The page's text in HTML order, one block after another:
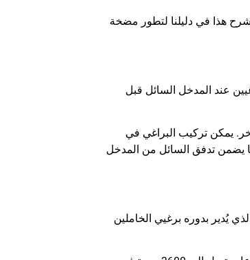
هذا في دليلنا لتطور مضخة
عند المدخل السائل قبل
يمكن تركيب البراغي في
يضمن تدفق السائل من المدخل
يُدير بدوره برغيي الخاملين